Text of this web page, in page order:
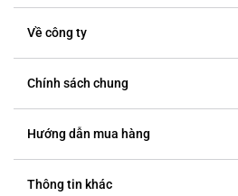
Về công ty
Chính sách chung
Hướng dẫn mua hàng
Thông tin khác